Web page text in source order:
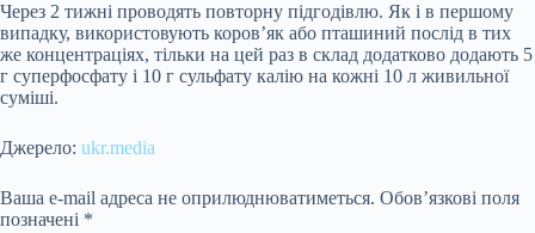
Через 2 тижні проводять повторну підгодівлю. Як і в першому
випадку, використовують коров’як або пташиний послід в тих
же концентраціях, тільки на цей раз в склад додатково додають 5
г суперфосфату і 10 г сульфату калію на кожні 10 л живильної
суміші.
Джерело: ukr.media
Ваша e-mail адреса не оприлюднюватиметься. Обов’язкові поля
позначені *